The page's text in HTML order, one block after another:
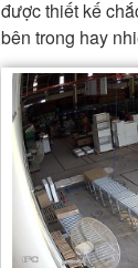
được thiết kế
bên trong hay